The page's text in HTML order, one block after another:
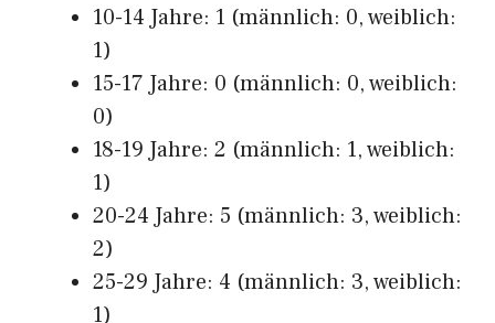
10-14 Jahre: 1 (männlich: 0, weiblich:
1)
15-17 Jahre: 0 (männlich: 0, weiblich:
0)
18-19 Jahre: 2 (männlich: 1, weiblich:
1)
20-24 Jahre: 5 (männlich: 3, weiblich:
2)
25-29 Jahre: 4 (männlich: 3, weiblich:
1)